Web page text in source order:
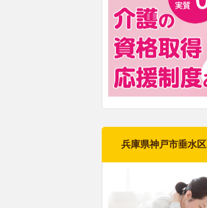
兵庫県神戸市垂水区